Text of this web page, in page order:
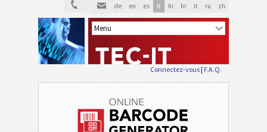
de en es fr hi hr it ru zh
Connectez-vous| F.A.Q.